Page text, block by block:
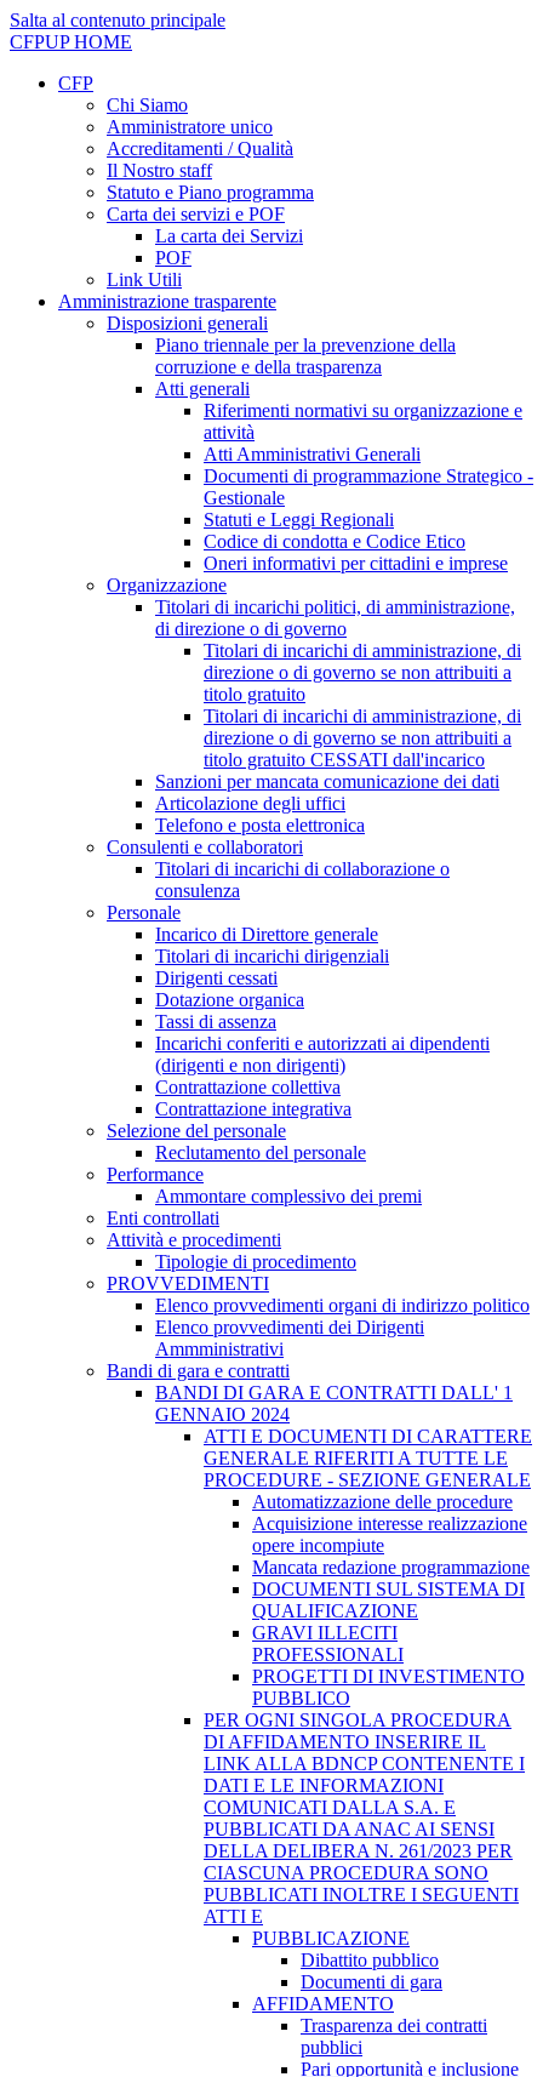
Salta al contenuto principale
CFPUPHOME
CFP
Chi Siamo
Amministratore unico
Accreditamenti / Qualità
Il Nostro staff
Statuto e Piano programma
Carta dei servizi e POF
La carta dei Servizi
POF
Link Utili
Amministrazione trasparente
Disposizioni generali
Piano triennale per la prevenzione della
corruzione e della trasparenza
Atti generali
Riferimenti normativi su organizzazione e
attività
Atti Amministrativi Generali
Documenti di programmazione Strategico -
Gestionale
Statuti e Leggi Regionali
Codice di condotta e Codice Etico
Oneri informativi per cittadini e imprese
Organizzazione
Titolari di incarichi politici, di amministrazione,
di direzione o di governo
Titolari di incarichi di amministrazione, di
direzione o di governo se non attribuiti a
titolo gratuito
Titolari di incarichi di amministrazione, di
direzione o di governo se non attribuiti a
titolo gratuito CESSATI dall'incarico
Sanzioni per mancata comunicazione dei dati
Articolazione degli uffici
Telefono e posta elettronica
Consulenti e collaboratori
Titolari di incarichi di collaborazione o
consulenza
Personale
Incarico di Direttore generale
Titolari di incarichi dirigenziali
Dirigenti cessati
Dotazione organica
Tassi di assenza
Incarichi conferiti e autorizzati ai dipendenti
(dirigenti e non dirigenti)
Contrattazione collettiva
Contrattazione integrativa
Selezione del personale
Reclutamento del personale
Performance
Ammontare complessivo dei premi
Enti controllati
Attività e procedimenti
Tipologie di procedimento
PROVVEDIMENTI
Elenco provvedimenti organi di indirizzo politico
Elenco provvedimenti dei Dirigenti
Ammministrativi
Bandi di gara e contratti
BANDI DI GARA E CONTRATTI DALL' 1
GENNAIO 2024
ATTI E DOCUMENTI DI CARATTERE
GENERALE RIFERITI A TUTTE LE
PROCEDURE - SEZIONE GENERALE
Automatizzazione delle procedure
Acquisizione interesse realizzazione
opere incompiute
Mancata redazione programmazione
DOCUMENTI SUL SISTEMA DI
QUALIFICAZIONE
GRAVI ILLECITI
PROFESSIONALI
PROGETTI DI INVESTIMENTO
PUBBLICO
PER OGNI SINGOLA PROCEDURA
DI AFFIDAMENTO INSERIRE IL
LINK ALLA BDNCP CONTENENTE I
DATI E LE INFORMAZIONI
COMUNICATI DALLA S.A. E
PUBBLICATI DA ANAC AI SENSI
DELLA DELIBERA N. 261/2023 PER
CIASCUNA PROCEDURA SONO
PUBBLICATI INOLTRE I SEGUENTI
ATTI E
PUBBLICAZIONE
Dibattito pubblico
Documenti di gara
AFFIDAMENTO
Trasparenza dei contratti
pubblici
Pari opportunità e inclusione